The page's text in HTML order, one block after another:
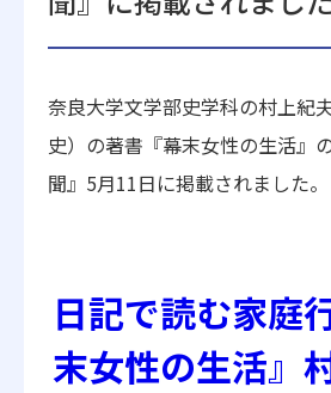
卒業生の方へ
地歴甲子園
奈良大学文学部史学科の村上紀
史）の著書『幕末女性の生活』
聞』5月11日に掲載されました。
日記で読む家
末女性の生活』